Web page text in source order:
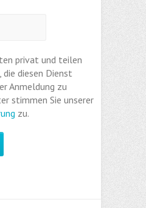
privat und teilen
diesen Dienst
Anmeldung zu
stimmen Sie unserer
zu.